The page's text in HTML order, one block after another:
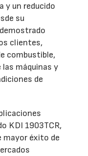
y un reducido
su
clientes,
combustible,
las máquinas y
de
KDI 1903TCR,
mayor éxito de